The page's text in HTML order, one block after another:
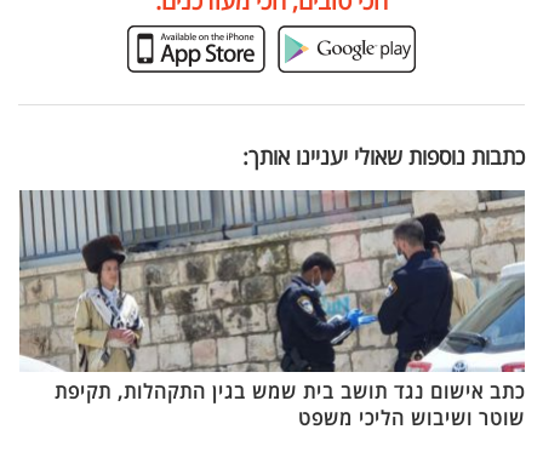
כתבות נוספות שאולי יעניינו אותך:
כתב אישום נגד תושב בית שמש בגין התקהלות, תקיפת
שוטר ושיבוש הליכי משפט